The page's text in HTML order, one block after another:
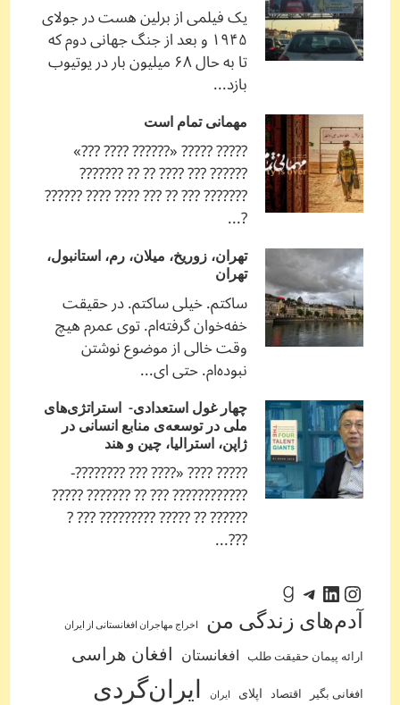
یک فیلمی از برلین هست در جولای
۱۹۴۵ و بعد از جنگ جهانی دوم که
تا به حال ۶۸ میلیون بار در یوتیوب
بازد...
مهمانی تمام است
????? ????? «?????? ???? ???»
?????? ??? ???? ?? ?? ???????
??????? ??? ?? ??? ???? ???? ??????
?...
تهران، زوریخ، میلان، رم، استانبول،
تهران
ساکتم. خیلی ساکتم. در حقیقت
خفه‌خوان گرفته‌ام. توی عمرم هیچ
وقت خالی از موضوع نوشتن
نبوده‌ام. حتی ای...
چهار غول استعدادی- استراتژی‌های
ملی در توسعه‌ی منابع انسانی در
ژاپن، استرالیا، چین و هند
????? ???? «???? ??? ????????-
???????????? ??? ?? ??????? ?????
?????? ?? ????? ????????? ??? ?
???...
اینستاگرم لینکداین تلگرام گودریدز
آدم‌‌های زندگی من اخراج مهاجران افغانستانی از ایران
ارائه پیمان حقیقت طلب افغانستان افغان هراسی
افغانی بگیر اقتصاد اپلای ایران ایران‌گردی